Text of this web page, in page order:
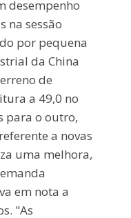
desempenho
na sessão
por pequena
da China
de
a 49,0 no
para o outro,
a novas
uma melhora,
em nota a
"As